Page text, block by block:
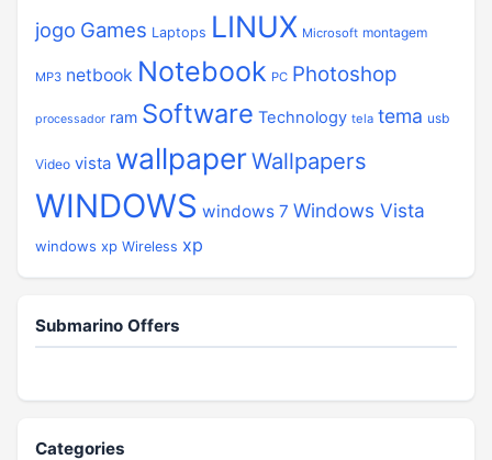
jogo Games Laptops LINUX Microsoft montagem
MP3 netbook Notebook PC Photoshop
processador ram Software Technology tela tema usb
Video vista wallpaperWallpapers
WINDOWS windows 7 Windows Vista
windows xp Wireless xp
Submarino Offers
Categories